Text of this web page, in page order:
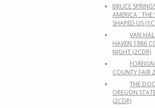
BRUCE
AMERICA :
SHAPED US
VAN
HAVEN 1986
NIGHT (2CDR)
COUNTY FAIR
THE
OREGON
(2CDR)